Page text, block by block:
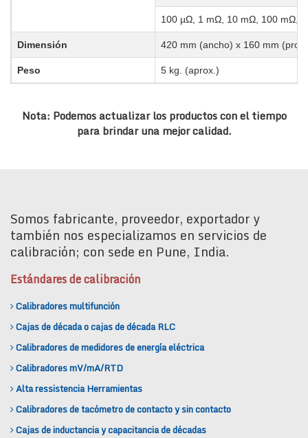
100 µΩ, 1 mΩ, 10 mΩ, 100 mΩ,
Dimensión 420 mm (ancho) x 160 mm
Peso 5 kg. (aprox.)
Nota: Podemos actualizar los productos con el tiempo
para brindar una mejor calidad.
Somos fabricante, proveedor, exportador y
también nos especializamos en servicios de
calibración; con sede en Pune, India.
Estándares de calibración
Calibradores multifunción
Cajas de década o cajas de década RLC
Calibradores de medidores de energía eléctrica
Calibradores mV/mA/RTD
Alta ressistencia Herramientas
Calibradores de tacómetro de contacto y sin contacto
Cajas de inductancia y capacitancia de décadas